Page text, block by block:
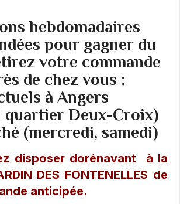
hebdomadaires
pour gagner du
votre commande
de chez vous :
à Angers
quartier Deux-Croix)
(mercredi, samedi)
disposer dorénavant à la
DES FONTENELLES de
anticipée.